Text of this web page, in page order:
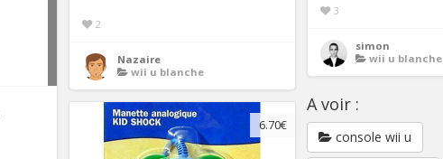
2
Nazaire
wii u blanche
3
simon
wii u blanche
A voir :
console wii u
6.70€